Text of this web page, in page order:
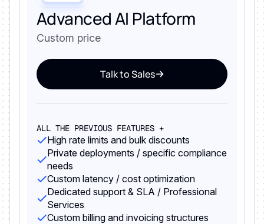
Advanced AI Platform
Custom price
Talk to Sales
ALL THE PREVIOUS FEATURES +
High rate limits and bulk discounts
Private deployments / specific compliance
needs
Custom latency / cost optimization
Dedicated support & SLA / Professional
Services
Custom billing and invoicing structures